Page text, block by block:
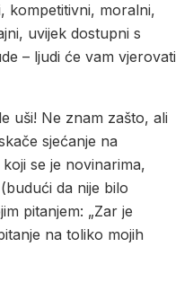
kompetitivni, moralni,
uvijek dostupni s
– ljudi će vam vjerovati
uši! Ne znam zašto, ali
sjećanje na
koji se je novinarima,
da nije bilo
pitanjem: „Zar je
na toliko mojih